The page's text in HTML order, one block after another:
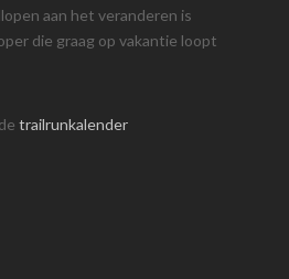
aan het veranderen is
die graag op vakantie loopt
trailrunkalender